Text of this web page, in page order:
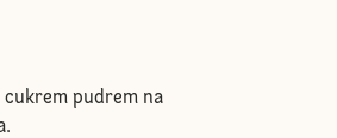
cukrem pudrem na